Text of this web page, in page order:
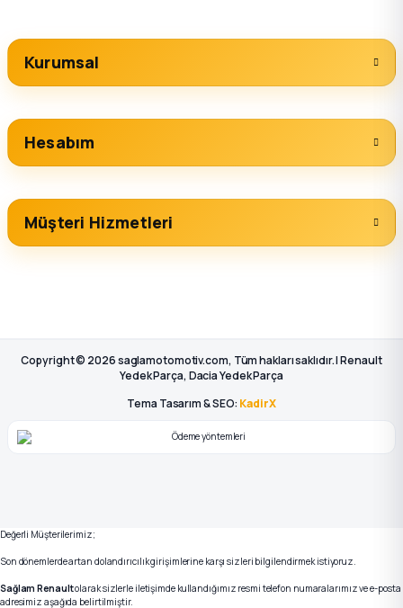
Kurumsal
Hesabım
Müşteri Hizmetleri
Copyright © 2026 saglamotomotiv.com, Tüm hakları saklıdır. | Renault
Yedek Parça, Dacia Yedek Parça
Tema Tasarım & SEO: KadirX
Değerli Müşterilerimiz;
Son dönemlerde artan dolandırıcılık girişimlerine karşı sizleri bilgilendirmek istiyoruz.
Sağlam Renaultolarak sizlerle iletişimde kullandığımız resmi telefon numaralarımız ve e-posta
adresimiz aşağıda belirtilmiştir.